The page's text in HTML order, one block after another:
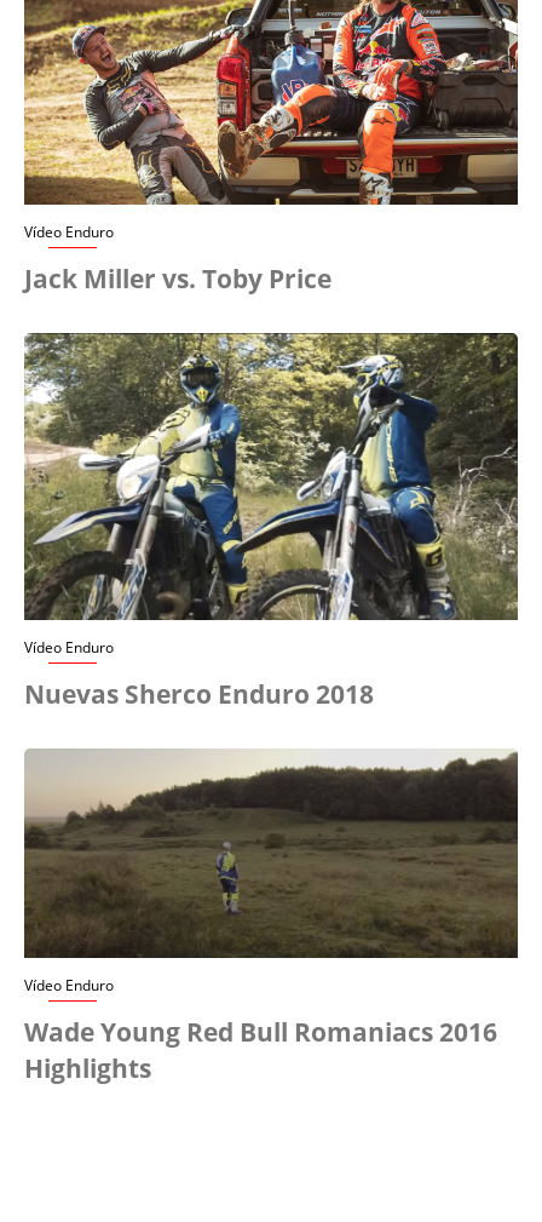
Vídeo Enduro
Jack Miller vs. Toby Price
Vídeo Enduro
Nuevas Sherco Enduro 2018
Vídeo Enduro
Wade Young Red Bull Romaniacs 2016
Highlights